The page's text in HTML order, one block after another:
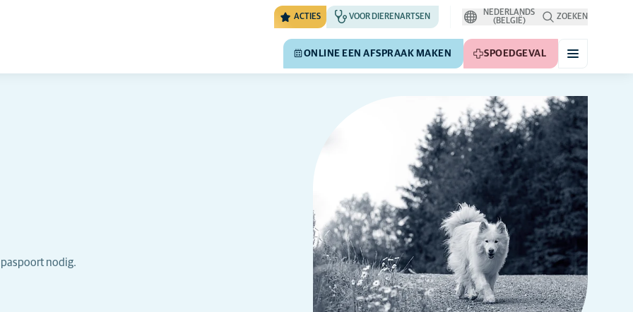
ACTIES VOOR DIERENARTSEN
NEDERLANDS
(BELGIË)
ZOEKEN
ONLINE EEN AFSPRAAK MAKEN SPOEDGEVAL
nodig.